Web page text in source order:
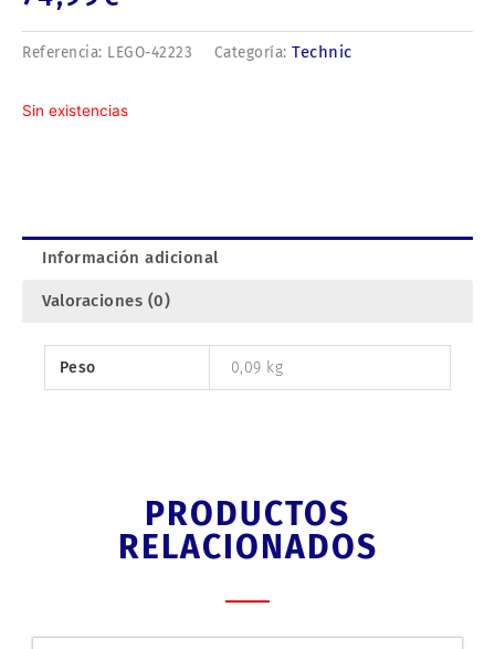
Referencia: LEGO-42223 Categoría: Technic
Sin existencias
Información adicional
Valoraciones (0)
Peso 0,09 kg
PRODUCTOS
RELACIONADOS